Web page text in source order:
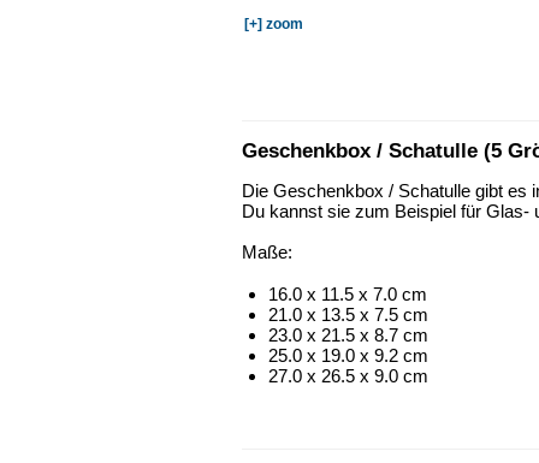
[+] zoom
Geschenkbox / Schatulle (5
Die Geschenkbox / Schatulle gibt es
Du kannst sie zum Beispiel für Glas-
Maße:
16.0 x 11.5 x 7.0 cm
21.0 x 13.5 x 7.5 cm
23.0 x 21.5 x 8.7 cm
25.0 x 19.0 x 9.2 cm
27.0 x 26.5 x 9.0 cm